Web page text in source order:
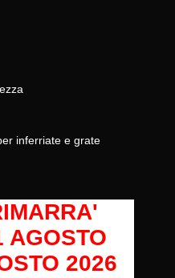
inferriate e grate
AGOSTO
2026